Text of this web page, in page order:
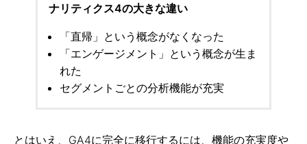
ナリティクス4の大きな違い
「直帰」という概念がなくなった
「エンゲージメント」という概念が生ま
れた
セグメントごとの分析機能が充実
とはいえ、GA4に完全に移行するには、機能の充実度や